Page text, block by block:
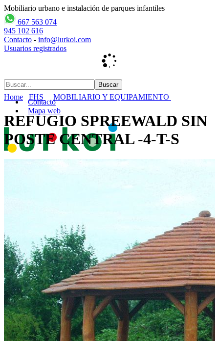
Mobiliario urbano e instalación de parques infantiles
667 563 074
945 102 616
Contacto - info@lurkoi.com
Usuarios registrados
Contacto
Mapa web
Home FHS MOBILIARIO Y EQUIPAMIENTO
REFUGIO SPREEWALD SIN
POSTE CENTRAL -4-T-S